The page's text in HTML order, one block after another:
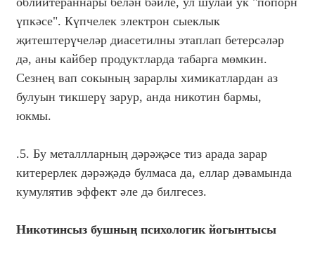
үпкәсе". Күпчелек электрон сыеклык
җитештерүчеләр диасетилны этаплап бетерсәләр
дә, аны кайбер продуктларда табарга мөмкин.
Сезнең вап сокының зарарлы химикатлардан аз
булуын тикшерү зарур, анда никотин бармы,
юкмы.
.5. Бу металлларның дәрәҗәсе тиз арада зарар
китерерлек дәрәҗәдә булмаса да, еллар дәвамында
кумулятив эффект әле дә билгесез.
Никотинсыз бушның психологик йогынтысы